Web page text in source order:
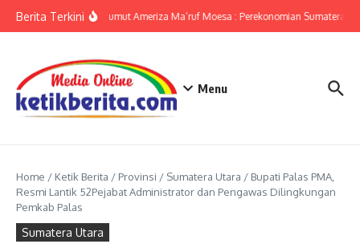
Berita TerkiniKPwBI Sumut Ameriza Ma’ruf Moesa : Perekonomian Sumatera
Menu
Home / Ketik Berita / Provinsi / Sumatera Utara / Bupati Palas PMA,
Resmi Lantik 52Pejabat Administrator dan Pengawas Dilingkungan
Pemkab Palas
Sumatera Utara